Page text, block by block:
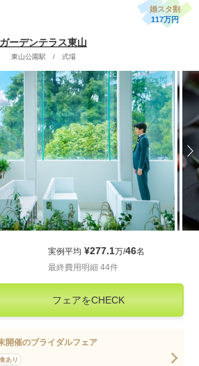
婚スタ割
117万円
ガーデンテラス東山
東山公園駅 / 式場
実例平均 ¥277.1万/46名
最終費用明細 44件
フェアをCHECK
開催のブライダルフェア
あり